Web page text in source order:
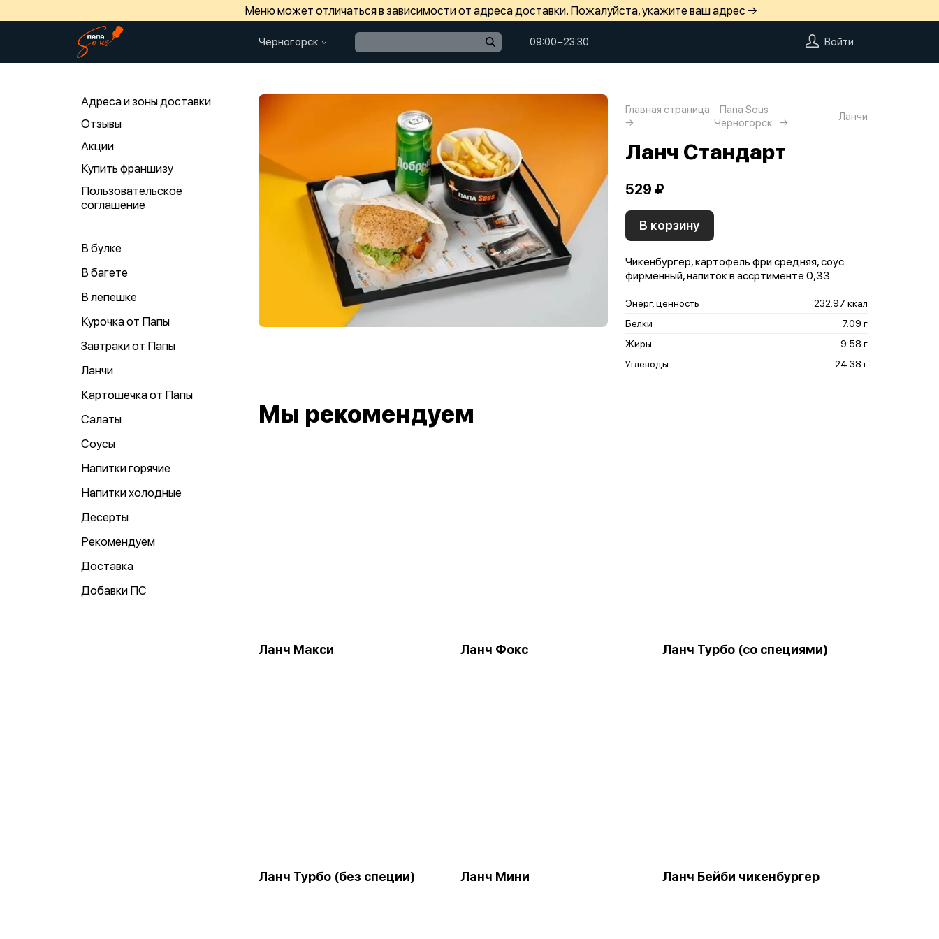
Меню может отличаться в зависимости от адреса доставки. Пожалуйста, укажите ваш адрес →
Черногорск 09:00−23:30 Войти
Адреса и зоны доставки
Отзывы
Акции
Купить франшизу
Пользовательское
соглашение
В булке
В багете
В лепешке
Курочка от Папы
Завтраки от Папы
Ланчи
Картошечка от Папы
Салаты
Соусы
Напитки горячие
Напитки холодные
Десерты
Рекомендуем
Доставка
Добавки ПС
Главная страница
Папа Sous
Черногорск
Ланчи
Ланч Стандарт
529 ₽
В корзину
Чикенбургер, картофель фри средняя, соус
фирменный, напиток в ассртименте 0,33
Энерг. ценность
232.97 ккал
Белки
7.09 г
Жиры
9.58 г
Углеводы
24.38 г
Мы рекомендуем
Ланч Макси Ланч Фокс Ланч Турбо (со специями)
Ланч Турбо (без специи) Ланч Мини Ланч Бейби чикенбургер